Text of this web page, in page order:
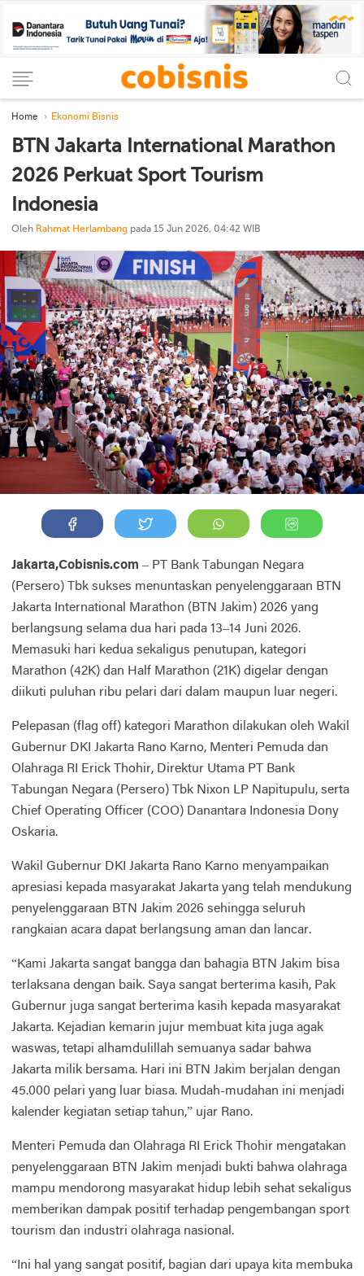
Home Ekonomi Bisnis
BTN Jakarta International Marathon
2026 Perkuat Sport Tourism
Indonesia
Oleh Rahmat Herlambang pada 15 Jun 2026, 04:42 WIB
Jakarta,Cobisnis.com – PT Bank Tabungan Negara
(Persero) Tbk sukses menuntaskan penyelenggaraan BTN
Jakarta International Marathon (BTN Jakim) 2026 yang
berlangsung selama dua hari pada 13–14 Juni 2026.
Memasuki hari kedua sekaligus penutupan, kategori
Marathon (42K) dan Half Marathon (21K) digelar dengan
diikuti puluhan ribu pelari dari dalam maupun luar negeri.
Pelepasan (flag off) kategori Marathon dilakukan oleh Wakil
Gubernur DKI Jakarta Rano Karno, Menteri Pemuda dan
Olahraga RI Erick Thohir, Direktur Utama PT Bank
Tabungan Negara (Persero) Tbk Nixon LP Napitupulu, serta
Chief Operating Officer (COO) Danantara Indonesia Dony
Oskaria.
Wakil Gubernur DKI Jakarta Rano Karno menyampaikan
apresiasi kepada masyarakat Jakarta yang telah mendukung
penyelenggaraan BTN Jakim 2026 sehingga seluruh
rangkaian acara dapat berlangsung aman dan lancar.
“Kami Jakarta sangat bangga dan bahagia BTN Jakim bisa
terlaksana dengan baik. Saya sangat berterima kasih, Pak
Gubernur juga sangat berterima kasih kepada masyarakat
Jakarta. Kejadian kemarin jujur membuat kita juga agak
waswas, tetapi alhamdulillah semuanya sadar bahwa
Jakarta milik bersama. Hari ini BTN Jakim berjalan dengan
45.000 pelari yang luar biasa. Mudah-mudahan ini menjadi
kalender kegiatan setiap tahun,” ujar Rano.
Menteri Pemuda dan Olahraga RI Erick Thohir mengatakan
penyelenggaraan BTN Jakim menjadi bukti bahwa olahraga
mampu mendorong masyarakat hidup lebih sehat sekaligus
memberikan dampak positif terhadap pengembangan sport
tourism dan industri olahraga nasional.
“Ini hal yang sangat positif, bagian dari upaya kita membuka